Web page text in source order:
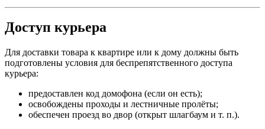
Доступ курьера
Для доставки товара к квартире или к дому должны быть
подготовлены условия для беспрепятственного доступа
курьера:
предоставлен код домофона (если он есть);
освобождены проходы и лестничные пролёты;
обеспечен проезд во двор (открыт шлагбаум и т. п.).